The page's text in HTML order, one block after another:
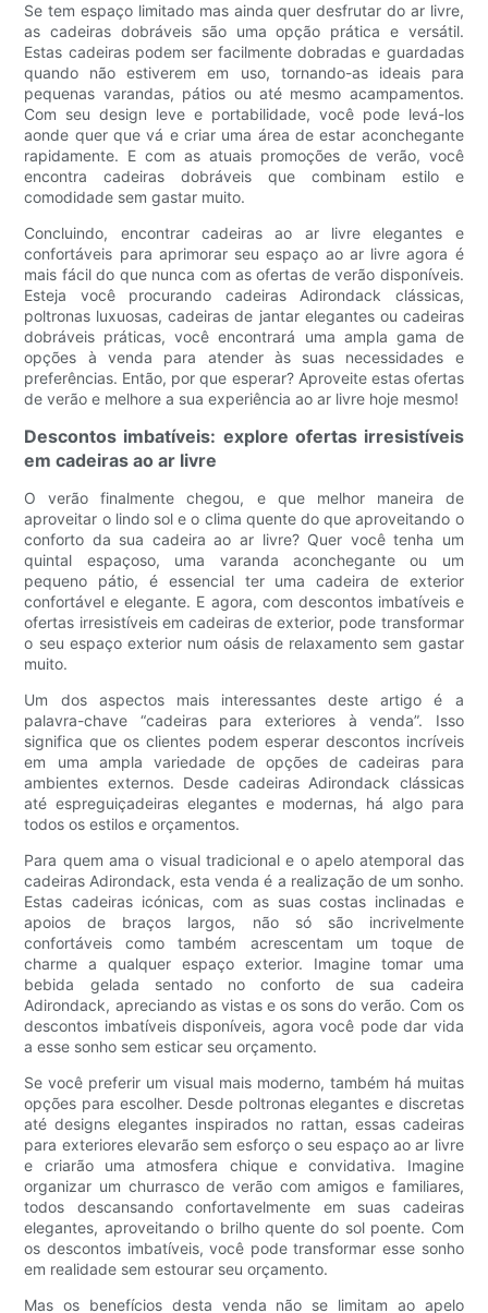
Se tem espaço limitado mas ainda quer desfrutar do ar livre,
as cadeiras dobráveis ​​são uma opção prática e versátil.
Estas cadeiras podem ser facilmente dobradas e guardadas
quando não estiverem em uso, tornando-as ideais para
pequenas varandas, pátios ou até mesmo acampamentos.
Com seu design leve e portabilidade, você pode levá-los
aonde quer que vá e criar uma área de estar aconchegante
rapidamente. E com as atuais promoções de verão, você
encontra cadeiras dobráveis ​​que combinam estilo e
comodidade sem gastar muito.
Concluindo, encontrar cadeiras ao ar livre elegantes e
confortáveis ​​para aprimorar seu espaço ao ar livre agora é
mais fácil do que nunca com as ofertas de verão disponíveis.
Esteja você procurando cadeiras Adirondack clássicas,
poltronas luxuosas, cadeiras de jantar elegantes ou cadeiras
dobráveis ​​práticas, você encontrará uma ampla gama de
opções à venda para atender às suas necessidades e
preferências. Então, por que esperar? Aproveite estas ofertas
de verão e melhore a sua experiência ao ar livre hoje mesmo!
Descontos imbatíveis: explore ofertas irresistíveis
em cadeiras ao ar livre
O verão finalmente chegou, e que melhor maneira de
aproveitar o lindo sol e o clima quente do que aproveitando o
conforto da sua cadeira ao ar livre? Quer você tenha um
quintal espaçoso, uma varanda aconchegante ou um
pequeno pátio, é essencial ter uma cadeira de exterior
confortável e elegante. E agora, com descontos imbatíveis e
ofertas irresistíveis em cadeiras de exterior, pode transformar
o seu espaço exterior num oásis de relaxamento sem gastar
muito.
Um dos aspectos mais interessantes deste artigo é a
palavra-chave “cadeiras para exteriores à venda”. Isso
significa que os clientes podem esperar descontos incríveis
em uma ampla variedade de opções de cadeiras para
ambientes externos. Desde cadeiras Adirondack clássicas
até espreguiçadeiras elegantes e modernas, há algo para
todos os estilos e orçamentos.
Para quem ama o visual tradicional e o apelo atemporal das
cadeiras Adirondack, esta venda é a realização de um sonho.
Estas cadeiras icónicas, com as suas costas inclinadas e
apoios de braços largos, não só são incrivelmente
confortáveis ​​como também acrescentam um toque de
charme a qualquer espaço exterior. Imagine tomar uma
bebida gelada sentado no conforto de sua cadeira
Adirondack, apreciando as vistas e os sons do verão. Com os
descontos imbatíveis disponíveis, agora você pode dar vida
a esse sonho sem esticar seu orçamento.
Se você preferir um visual mais moderno, também há muitas
opções para escolher. Desde poltronas elegantes e discretas
até designs elegantes inspirados no rattan, essas cadeiras
para exteriores elevarão sem esforço o seu espaço ao ar livre
e criarão uma atmosfera chique e convidativa. Imagine
organizar um churrasco de verão com amigos e familiares,
todos descansando confortavelmente em suas cadeiras
elegantes, aproveitando o brilho quente do sol poente. Com
os descontos imbatíveis, você pode transformar esse sonho
em realidade sem estourar seu orçamento.
Mas os benefícios desta venda não se limitam ao apelo